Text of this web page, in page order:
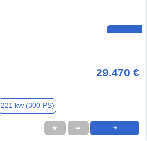
29.470 €
221 kw (300 PS)
★ ➦ ➜